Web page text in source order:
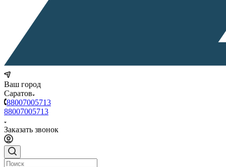
Ваш город
Саратов
88007005713
88007005713
Заказать звонок